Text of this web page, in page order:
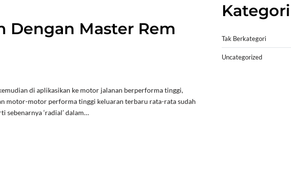
Dengan Master Rem
di aplikasikan ke motor jalanan berperforma tinggi,
motor-motor performa tinggi keluaran terbaru rata-rata sudah
sebenarnya ‘radial’ dalam…
Kategori
Tak Berkategori
Uncategorized